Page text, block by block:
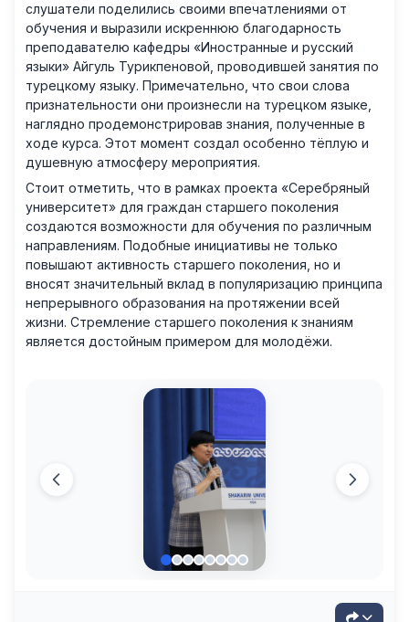
слушатели поделились своими впечатлениями от
обучения и выразили искреннюю благодарность
преподавателю кафедры «Иностранные и русский
языки» Айгуль Турикпеновой, проводившей занятия по
турецкому языку. Примечательно, что свои слова
признательности они произнесли на турецком языке,
наглядно продемонстрировав знания, полученные в
ходе курса. Этот момент создал особенно тёплую и
душевную атмосферу мероприятия.
Стоит отметить, что в рамках проекта «Серебряный
университет» для граждан старшего поколения
создаются возможности для обучения по различным
направлениям. Подобные инициативы не только
повышают активность старшего поколения, но и
вносят значительный вклад в популяризацию принципа
непрерывного образования на протяжении всей
жизни. Стремление старшего поколения к знаниям
является достойным примером для молодёжи.